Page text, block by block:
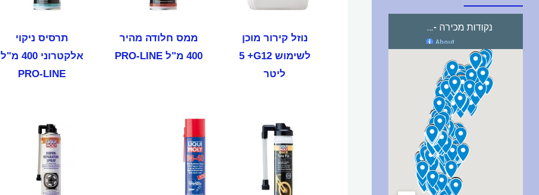
נוזל קירור מוכן
לשימוש G12+ ‏5
ליטר
ממס חלודה מהיר
400 מ"ל PRO-LINE
תרסיס ניקוי
אלקטרוני 400 מ"ל
PRO-LINE